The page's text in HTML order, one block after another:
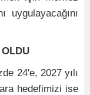
uygulayacağını
24'e, 2027 yılı
hedefimizi ise